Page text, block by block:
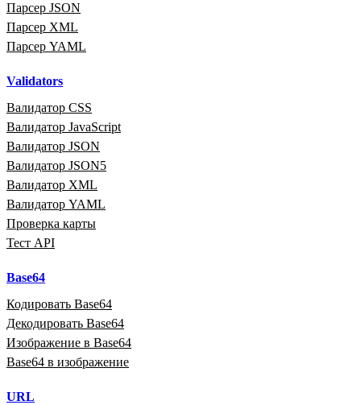
Парсер JSON
Парсер XML
Парсер YAML
Validators
Валидатор CSS
Валидатор JavaScript
Валидатор JSON
Валидатор JSON5
Валидатор XML
Валидатор YAML
Проверка карты
Тест API
Base64
Кодировать Base64
Декодировать Base64
Изображение в Base64
Base64 в изображение
URL